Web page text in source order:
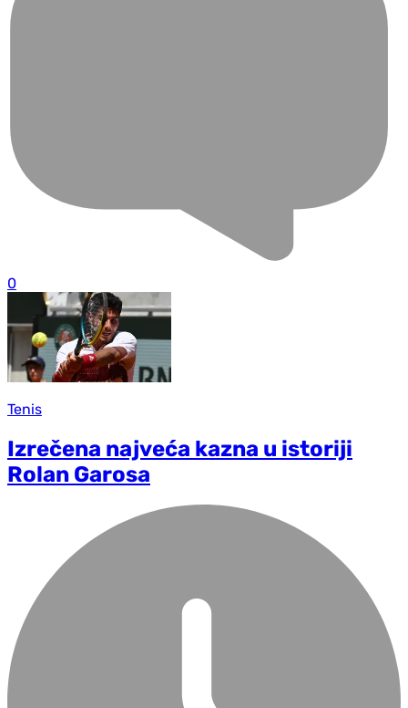
0
Tenis
Izrečena najveća kazna u istoriji
Rolan Garosa